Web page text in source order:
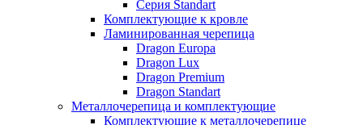
Серия Standart
Комплектующие к кровле
Ламинированная черепица
Dragon Europa
Dragon Lux
Dragon Premium
Dragon Standart
Металлочерепица и комплектующие
Комплектующие к металлочерепице